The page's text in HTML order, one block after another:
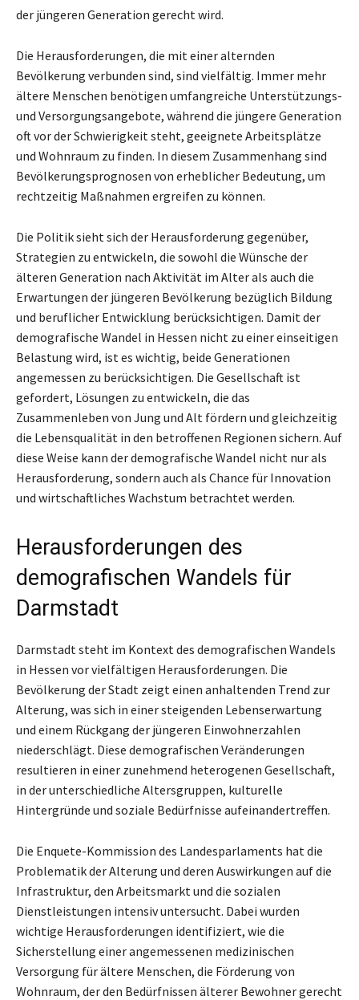
der jüngeren Generation gerecht wird.
Die Herausforderungen, die mit einer alternden
Bevölkerung verbunden sind, sind vielfältig. Immer mehr
ältere Menschen benötigen umfangreiche Unterstützungs-
und Versorgungsangebote, während die jüngere Generation
oft vor der Schwierigkeit steht, geeignete Arbeitsplätze
und Wohnraum zu finden. In diesem Zusammenhang sind
Bevölkerungsprognosen von erheblicher Bedeutung, um
rechtzeitig Maßnahmen ergreifen zu können.
Die Politik sieht sich der Herausforderung gegenüber,
Strategien zu entwickeln, die sowohl die Wünsche der
älteren Generation nach Aktivität im Alter als auch die
Erwartungen der jüngeren Bevölkerung bezüglich Bildung
und beruflicher Entwicklung berücksichtigen. Damit der
demografische Wandel in Hessen nicht zu einer einseitigen
Belastung wird, ist es wichtig, beide Generationen
angemessen zu berücksichtigen. Die Gesellschaft ist
gefordert, Lösungen zu entwickeln, die das
Zusammenleben von Jung und Alt fördern und gleichzeitig
die Lebensqualität in den betroffenen Regionen sichern. Auf
diese Weise kann der demografische Wandel nicht nur als
Herausforderung, sondern auch als Chance für Innovation
und wirtschaftliches Wachstum betrachtet werden.
Herausforderungen des
demografischen Wandels für
Darmstadt
Darmstadt steht im Kontext des demografischen Wandels
in Hessen vor vielfältigen Herausforderungen. Die
Bevölkerung der Stadt zeigt einen anhaltenden Trend zur
Alterung, was sich in einer steigenden Lebenserwartung
und einem Rückgang der jüngeren Einwohnerzahlen
niederschlägt. Diese demografischen Veränderungen
resultieren in einer zunehmend heterogenen Gesellschaft,
in der unterschiedliche Altersgruppen, kulturelle
Hintergründe und soziale Bedürfnisse aufeinandertreffen.
Die Enquete-Kommission des Landesparlaments hat die
Problematik der Alterung und deren Auswirkungen auf die
Infrastruktur, den Arbeitsmarkt und die sozialen
Dienstleistungen intensiv untersucht. Dabei wurden
wichtige Herausforderungen identifiziert, wie die
Sicherstellung einer angemessenen medizinischen
Versorgung für ältere Menschen, die Förderung von
Wohnraum, der den Bedürfnissen älterer Bewohner gerecht